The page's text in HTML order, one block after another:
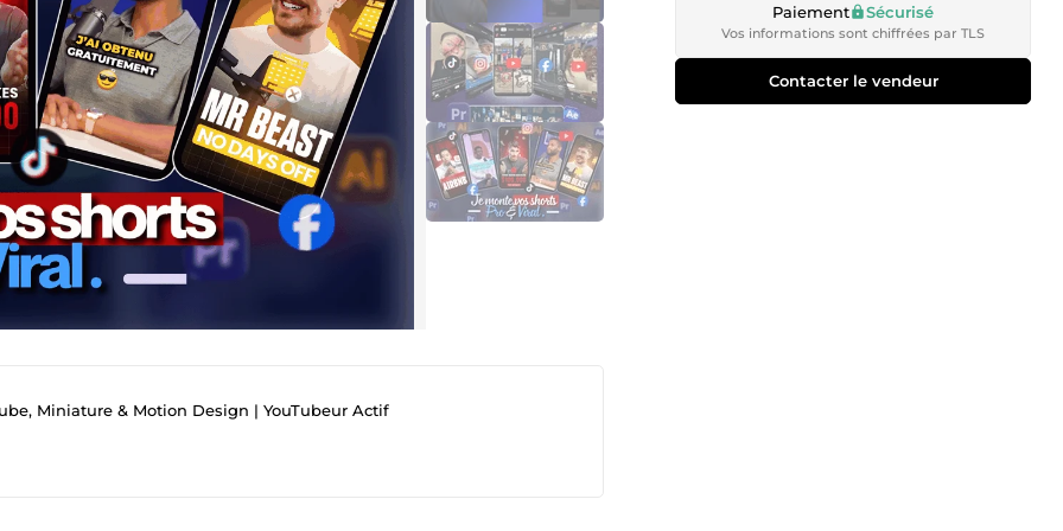
Miniature & Motion Design | YouTubeur Actif
Paiement Sécurisé
Vos informations sont chiffrées par TLS
Contacter le vendeur